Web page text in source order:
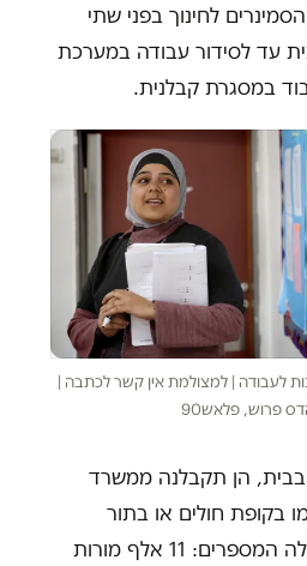
לחינוך בפני שתי
עד לסידור עבודה במערכת
במסגרת קבלנית.
לעבודה | למצולמת אין קשר לכתבה |
פרוש, פלאש90
הן תקבלנה ממשרד
בקופת חולים או בתור
בלשכת התעסוקה. ואלה המספרים: 11 אלף מורות